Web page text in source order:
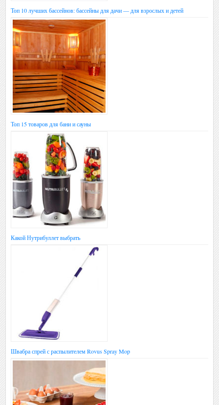
Топ 10 лучших бассейнов: бассейны для дачи — для взрослых и детей
Топ 15 товаров для бани и сауны
Какой Нутрибуллет выбрать
Швабра спрей с распылителем Rovus Spray Mop